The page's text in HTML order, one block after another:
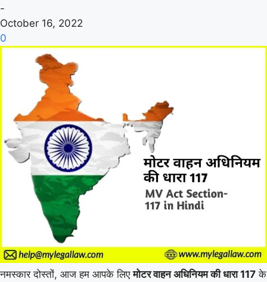
-
October 16, 2022
0
नमस्कार दोस्तों, आज हम आपके लिएमोटर वाहन अधिनियम की धारा 117 के